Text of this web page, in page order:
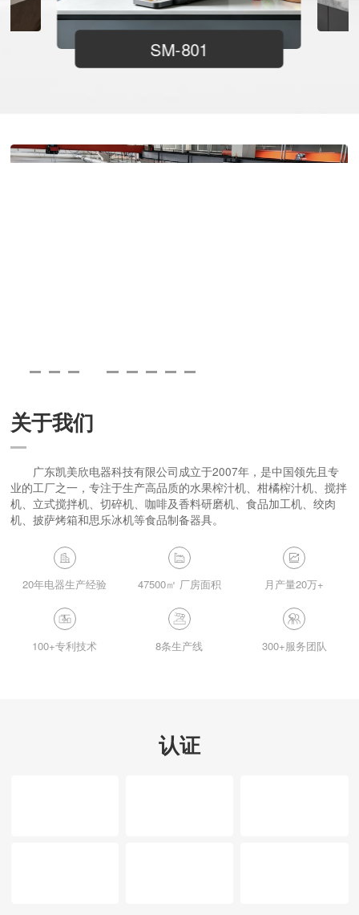
SM-801
关于我们
广东凯美欣电器科技有限公司成立于2007年，是中国领先且专
业的工厂之一，专注于生产高品质的水果榨汁机、柑橘榨汁机、搅拌
机、立式搅拌机、切碎机、咖啡及香料研磨机、食品加工机、绞肉
机、披萨烤箱和思乐冰机等食品制备器具。
20年电器生产经验 47500㎡ 厂房面积 月产量20万+
100+专利技术 8条生产线 300+服务团队
认证